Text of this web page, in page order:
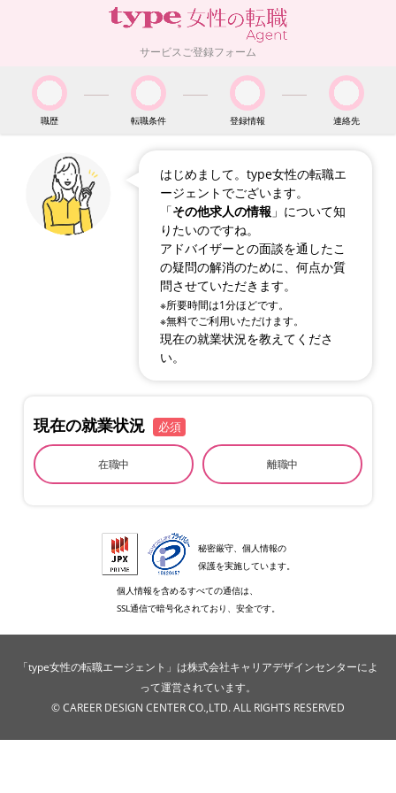
サービスご登録フォーム
職歴 転職条件 登録情報 連絡先
はじめまして。type女性の転職エ
ージェントでございます。
「その他求人の情報 」について知
りたいのですね。
アドバイザーとの面談を通したこ
の疑問の解消のために、何点か質
問させていただきます。
※所要時間は1分ほどです。
※無料でご利用いただけます。
現在の就業状況を教えてくださ
い。
現在の就業状況 必須
在職中 離職中
秘密厳守、個人情報の
保護を実施しています。
個人情報を含めるすべての通信は、
SSL通信で暗号化されており、安全です。
「type女性の転職エージェント」は株式会社キャリアデザインセンターによ
って運営されています。
© CAREER DESIGN CENTER CO.,LTD. ALL RIGHTS RESERVED